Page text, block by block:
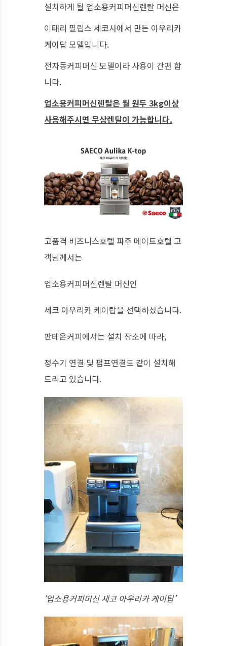
설치하게 될 업소용커피머신렌탈 머신은
이태리 필립스 세코사에서 만든 아우리카
케이탑 모델입니다.
전자동커피머신 모델이라 사용이 간편 합
니다.
업소용커피머신렌탈은 월 원두 3kg이상
사용해주시면 무상렌탈이 가능합니다.
고품격 비즈니스호텔 파주 메이트호텔 고
객님께서는
업소용커피머신렌탈 머신인
세코 아우리카 케이탑을 선택하셨습니다.
판테온커피에서는 설치 장소에 따라,
정수기 연결 및 펌프연결도 같이 설치해
드리고 있습니다.
‘업소용커피머신 세코 아우리카 케이탑’